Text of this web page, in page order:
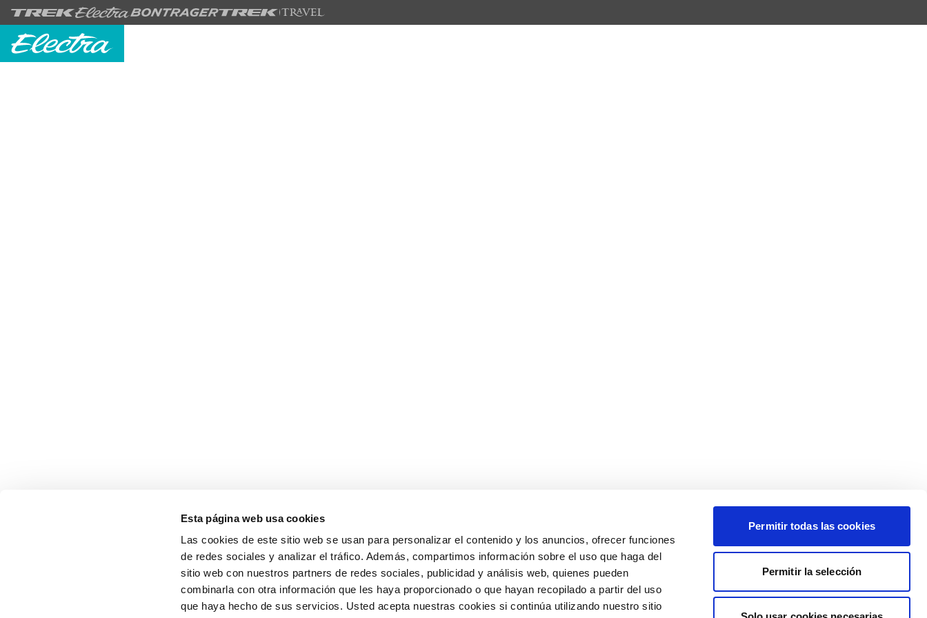
Esta página web usa cookies
Las cookies de este sitio web se usan para personalizar el contenido y los anuncios, ofrecer funciones
de redes sociales y analizar el tráfico. Además, compartimos información sobre el uso que haga del
sitio web con nuestros partners de redes sociales, publicidad y análisis web, quienes pueden
combinarla con otra información que les haya proporcionado o que hayan recopilado a partir del uso
que haya hecho de sus servicios. Usted acepta nuestras cookies si continúa utilizando nuestro sitio
Permitir todas las cookies
Permitir la selección